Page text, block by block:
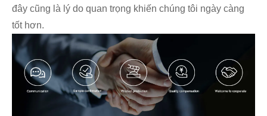
đây cũng là lý do quan trọng khiến chúng tôi ngày càng
tốt hơn.